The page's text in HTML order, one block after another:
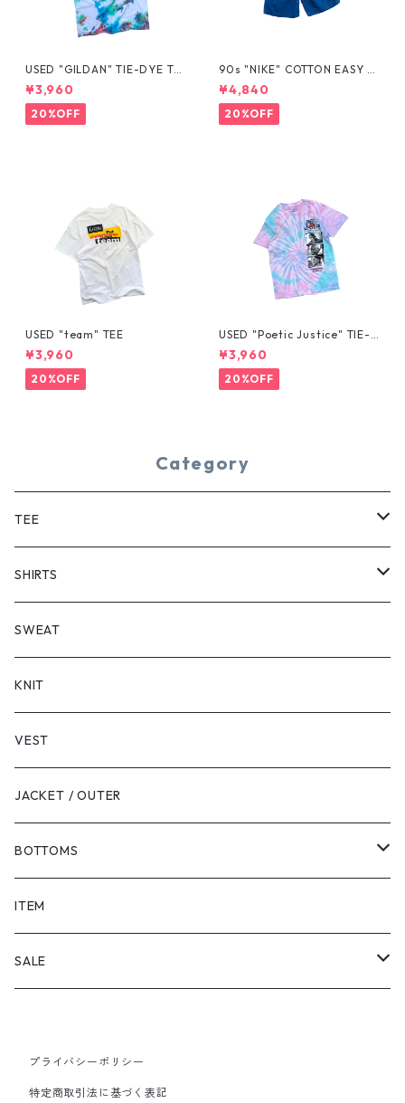
USED "GILDAN" TIE-DYE TE
E
¥3,960
20%OFF
90s "NIKE" COTTON EASY S
HORTS
¥4,840
20%OFF
USED "team" TEE
¥3,960
20%OFF
USED "Poetic Justice" TIE-D
YE TEE
¥3,960
20%OFF
Category
TEE
SHORT SLEEVE
LONG SLEEVE
SHIRTS
SHORT SLEEVE
LONG SLEEVE
SWEAT
KNIT
VEST
JACKET / OUTER
BOTTOMS
SHORTS
PANTS
ITEM
SALE
PANTS
プライバシーポリシー
特定商取引法に基づく表記